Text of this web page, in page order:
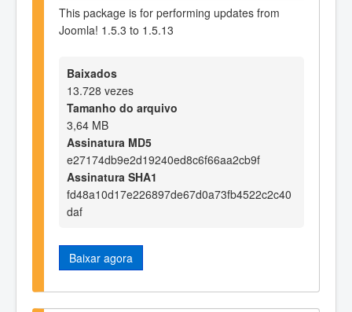
This package is for performing updates from
Joomla! 1.5.3 to 1.5.13
Baixados
13.728 vezes
Tamanho do arquivo
3,64 MB
Assinatura MD5
e27174db9e2d19240ed8c6f66aa2cb9f
Assinatura SHA1
fd48a10d17e226897de67d0a73fb4522c2c40
daf
Baixar agora